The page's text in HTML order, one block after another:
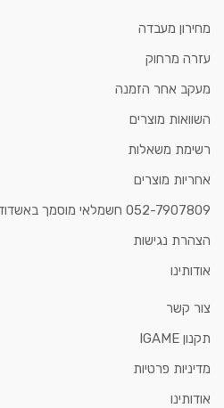
מחירון מעבדה
עזרה מרחוק
מעקב אחר הזמנה
השוואות מוצרים
רשימת משאלות
אחריות מוצרים
052-7907809 חשמלאי מוסמך באשדוד
הצהרת נגישות
אודותינו
צור קשר
תקנון IGAME
מדיניות פרטיות
אודותינו